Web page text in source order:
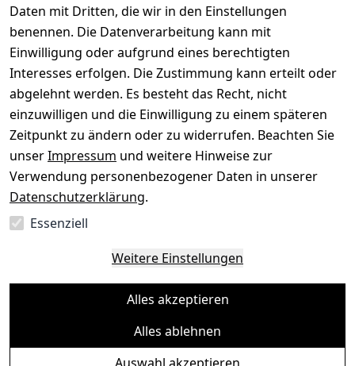
Daten mit Dritten, die wir in den Einstellungen
benennen. Die Datenverarbeitung kann mit
Einwilligung oder aufgrund eines berechtigten
Interesses erfolgen. Die Zustimmung kann erteilt oder
abgelehnt werden. Es besteht das Recht, nicht
einzuwilligen und die Einwilligung zu einem späteren
Zeitpunkt zu ändern oder zu widerrufen. Beachten Sie
unserImpressum und weitere Hinweise zur
Verwendung personenbezogener Daten in unserer
Datenschutzerklärung.
Essenziell
Weitere Einstellungen
Alles akzeptieren
Alles ablehnen
Gerät verkaufen
Sichere Zahlungsarten
SEPA Bank
Sicherheit
Deine Daten. Sicher. Vertraulich.
Ein Baum pro Bestellung